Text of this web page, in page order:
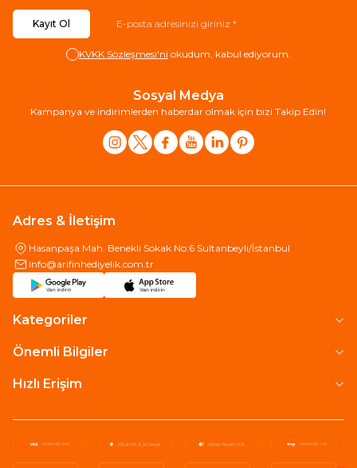
Kayıt Ol
KVKK Sözleşmesi'ni okudum, kabul ediyorum.
Sosyal Medya
Kampanya ve indirimlerden haberdar olmak için bizi Takip Edin!
Adres & İletişim
Hasanpaşa Mah. Benekli Sokak No:6 Sultanbeyli/İstanbul
info@arifinhediyelik.com.tr
Kategoriler
Önemli Bilgiler
Hızlı Erişim